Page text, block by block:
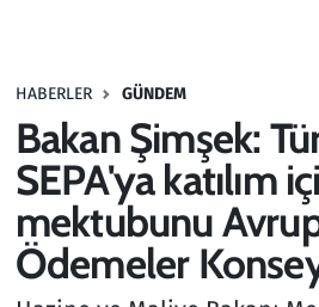
HABERLER GÜNDEM
Bakan Şimşek:
SEPA'ya katılım
mektubunu
Ödemeler
Haber
Kültür Sanat
Kurumsal Haberler
Lezzet Durağı